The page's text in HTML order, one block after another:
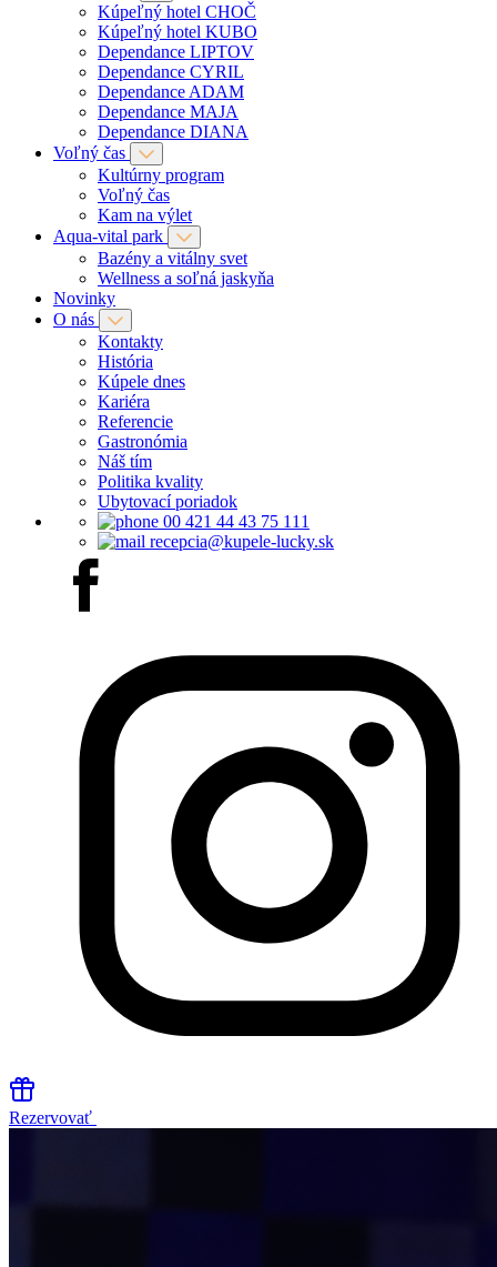
Kúpeľný hotel CHOČ
Kúpeľný hotel KUBO
Dependance LIPTOV
Dependance CYRIL
Dependance ADAM
Dependance MAJA
Dependance DIANA
Voľný čas
Kultúrny program
Voľný čas
Kam na výlet
Aqua-vital park
Bazény a vitálny svet
Wellness a soľná jaskyňa
Novinky
O nás
Kontakty
História
Kúpele dnes
Kariéra
Referencie
Gastronómia
Náš tím
Politika kvality
Ubytovací poriadok
00 421 44 43 75 111
recepcia@kupele-lucky.sk
Rezervovať